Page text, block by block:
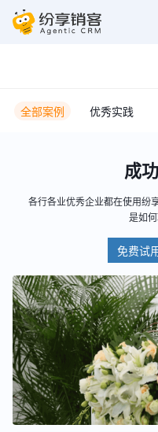
全部案例 优秀实践
成
各行各业优秀企业都在使用纷
是如何
免费试